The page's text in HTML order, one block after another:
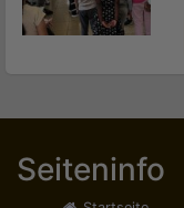
Seiteninfo